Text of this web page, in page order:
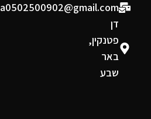
a0502500902@gmail.com
דן
פטנקין,
באר
שבע